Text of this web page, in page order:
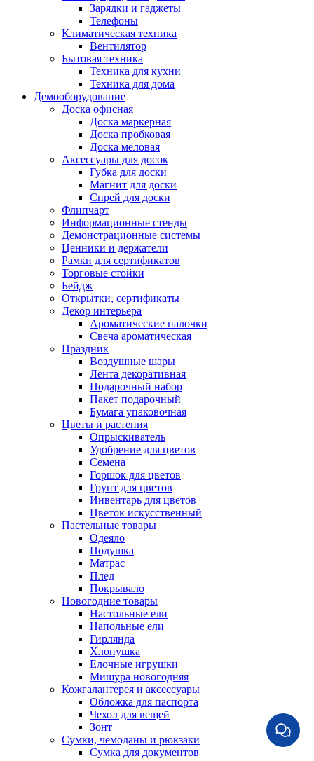
Зарядки и гаджеты
Телефоны
Климатическая техника
Вентилятор
Бытовая техника
Техника для кухни
Техника для дома
Демооборудование
Доска офисная
Доска маркерная
Доска пробковая
Доска меловая
Аксессуары для досок
Губка для доски
Магнит для доски
Спрей для доски
Флипчарт
Информационные стенды
Демонстрационные системы
Ценники и держатели
Рамки для сертификатов
Торговые стойки
Бейдж
Открытки, сертификаты
Декор интерьера
Ароматические палочки
Свеча ароматическая
Праздник
Воздушные шары
Лента декоративная
Подарочный набор
Пакет подарочный
Бумага упаковочная
Цветы и растения
Опрыскиватель
Удобрение для цветов
Семена
Горшок для цветов
Грунт для цветов
Инвентарь для цветов
Цветок искусственный
Пастельные товары
Одеяло
Подушка
Матрас
Плед
Покрывало
Новогодние товары
Настольные ели
Напольные ели
Гирлянда
Хлопушка
Елочные игрушки
Мишура новогодняя
Кожгалантерея и аксессуары
Обложка для паспорта
Чехол для вещей
Зонт
Сумки, чемоданы и рюкзаки
Сумка для документов